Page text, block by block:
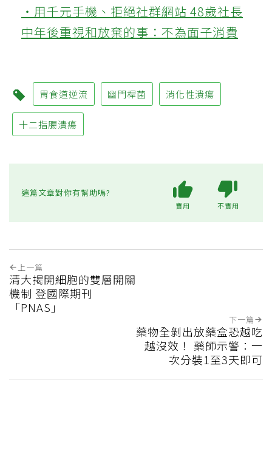
‧用千元手機、拒絕社群網站 48歲社長
中年後重視和放棄的事：不為面子消費
胃食道逆流 幽門桿菌 消化性潰瘍
十二指腸潰瘍
這篇文章對你有幫助嗎?
實用 不實用
上一篇
清大揭開細胞的雙層開關
機制 登國際期刊
「PNAS」
下一篇
藥物全剝出放藥盒恐越吃
越沒效！ 藥師示警：一
次分裝1至3天即可